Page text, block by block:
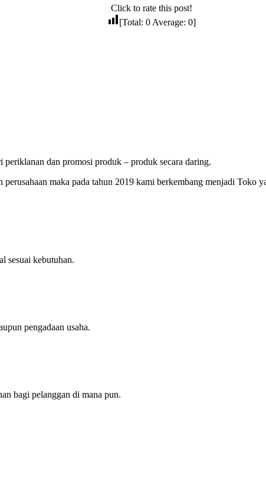
Click to rate this post!
[Total: 0 Average: 0]
dan promosi produk – produk secara daring.
perusahaan maka pada tahun 2019 kami berkembang menjadi
sesuai kebutuhan.
pengadaan usaha.
bagi pelanggan di mana pun.